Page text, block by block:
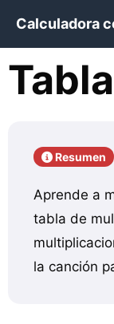
contenido
Calculadora
Resumen
Aprende a
tabla de
la canción